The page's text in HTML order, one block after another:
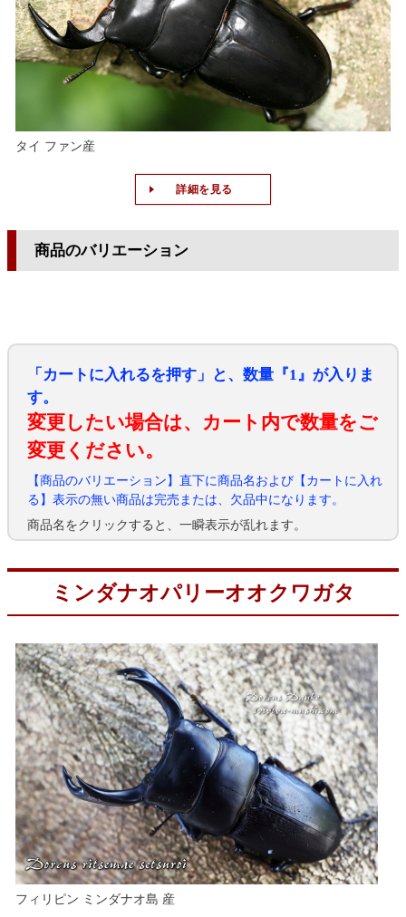
タイ ファン産
詳細を見る
商品のバリエーション
「カートに入れるを押す」と、数量『1』が入りま
す。
変更したい場合は、カート内で数量をご
変更ください。
【商品のバリエーション】直下に商品名および【カートに入れ
る】表示の無い商品は完売または、欠品中になります。
商品名をクリックすると、一瞬表示が乱れます。
ミンダナオパリーオオクワガタ
フィリピン ミンダナオ島 産